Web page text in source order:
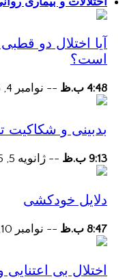
آیا اختلال دو
است؟
4:48 ب.ظ -- نوامبر 4, 2025
بدبینی و شکاکیت
9:13 ب.ظ -- ژانویه 5, 2025
دلایل خودکشی
8:47 ب.ظ -- نوامبر 10, 2024
اختلال بی